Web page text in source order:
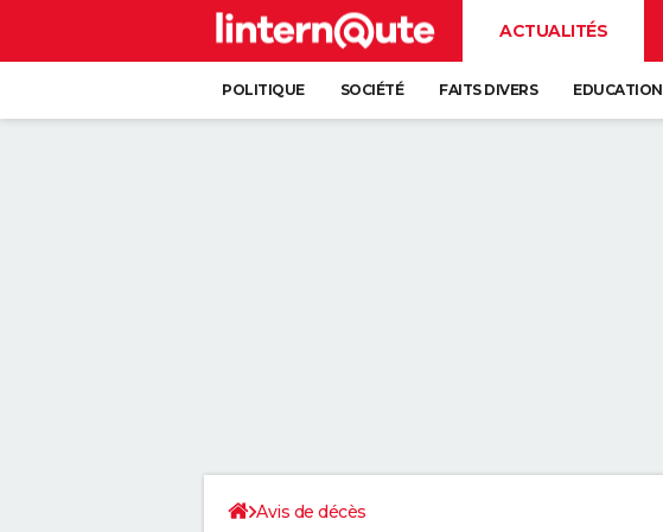
ACTUALITÉS
POLITIQUE SOCIÉTÉ FAITS DIVERS EDUCATION
Avis de décès